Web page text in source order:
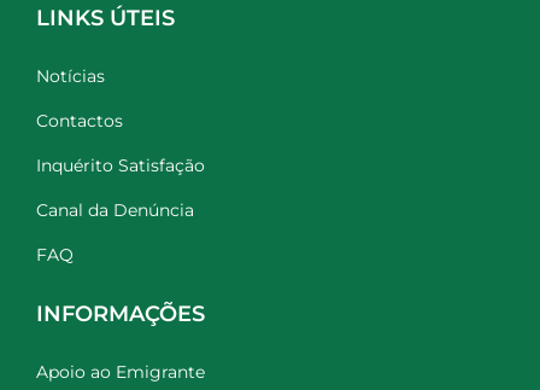
LINKS ÚTEIS
Notícias
Contactos
Inquérito Satisfação
Canal da Denúncia
FAQ
INFORMAÇÕES
Apoio ao Emigrante